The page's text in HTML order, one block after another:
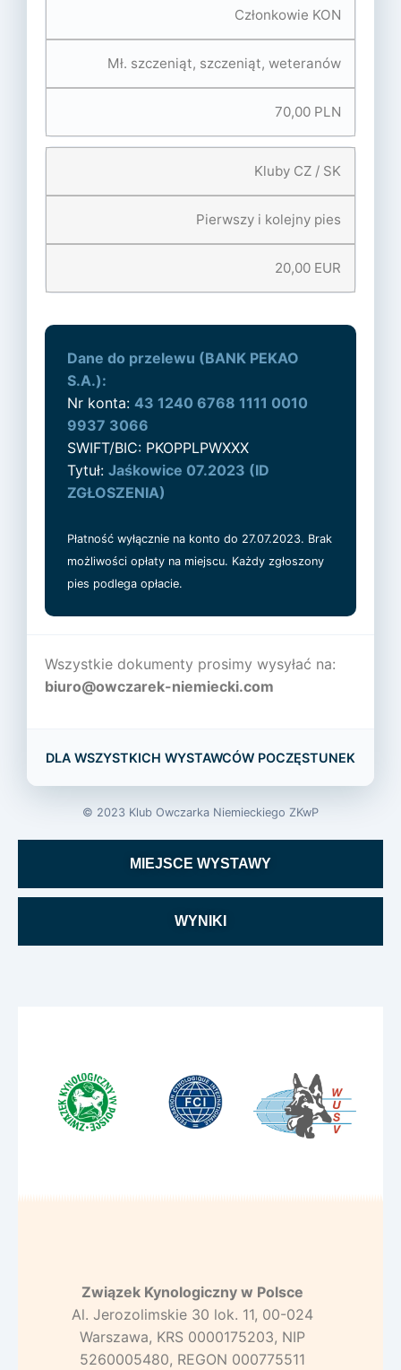
MIEJSCE WYSTAWY
WYNIKI
Członkowie KON
Mł. szczeniąt, szczeniąt, weteranów
70,00 PLN
Kluby CZ / SK
Pierwszy i kolejny pies
20,00 EUR
Dane do przelewu (BANK PEKAO
S.A.):
Nr konta: 43 1240 6768 1111 0010
9937 3066
SWIFT/BIC: PKOPPLPWXXX
Tytuł: Jaśkowice 07.2023 (ID
ZGŁOSZENIA)
Płatność wyłącznie na konto do 27.07.2023. Brak
możliwości opłaty na miejscu. Każdy zgłoszony
pies podlega opłacie.
Wszystkie dokumenty prosimy wysyłać na:
biuro@owczarek-niemiecki.com
DLA WSZYSTKICH WYSTAWCÓW POCZĘSTUNEK
© 2023 Klub Owczarka Niemieckiego ZKwP
Związek Kynologiczny w Polsce
Al. Jerozolimskie 30 lok. 11, 00-024
Warszawa, KRS 0000175203, NIP
5260005480, REGON 000775511